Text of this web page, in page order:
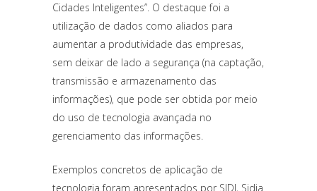
Cidades Inteligentes”. O destaque foi a
utilização de dados como aliados para
aumentar a produtividade das empresas,
sem deixar de lado a segurança (na captação,
transmissão e armazenamento das
informações), que pode ser obtida por meio
do uso de tecnologia avançada no
gerenciamento das informações.
Exemplos concretos de aplicação de
tecnologia foram apresentados por SIDI, Sidia